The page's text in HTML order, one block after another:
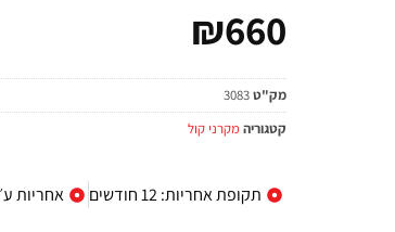
₪660
מק"ט3083
קטגוריה מקרני קול
תקופת אחריות: 12 חודשים אחריות